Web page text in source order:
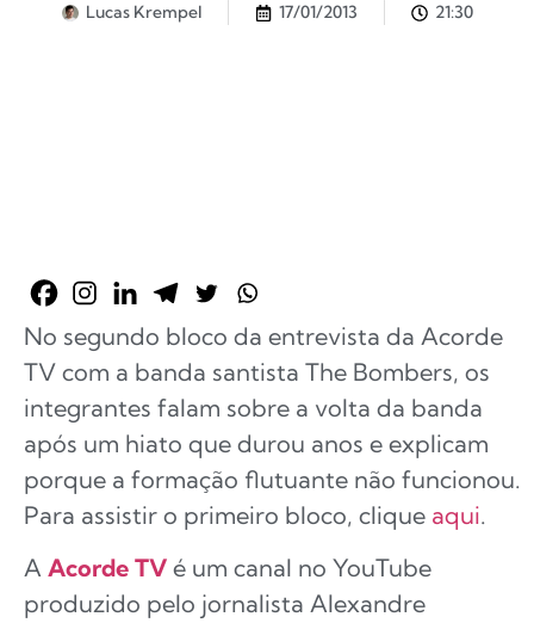
Lucas Krempel 17/01/2013 21:30
No segundo bloco da entrevista da Acorde
TV com a banda santista The Bombers, os
integrantes falam sobre a volta da banda
após um hiato que durou anos e explicam
porque a formação flutuante não funcionou.
Para assistir o primeiro bloco, clique aqui.
A Acorde TV é um canal no YouTube
produzido pelo jornalista Alexandre